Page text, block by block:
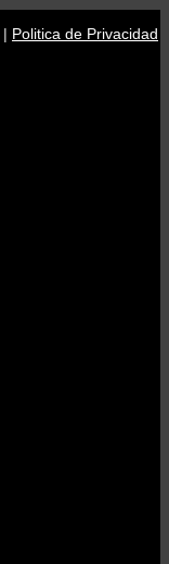
| Politica de Privacidad